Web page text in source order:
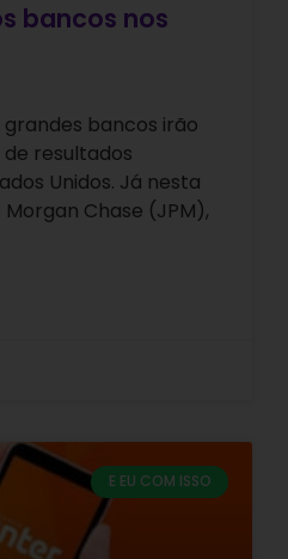
bancos nos
bancos irão
resultados
Unidos. Já nesta
Chase (JPM),
E EU COM ISSO